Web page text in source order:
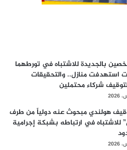
بالجديدة للاشتباه في تورطهما
استهدفت منازل.. والتحقيقات
شركاء محتملين
هولندي مبحوث عنه دولياً من طرف
للاشتباه في ارتباطه بشبكة إجرامية